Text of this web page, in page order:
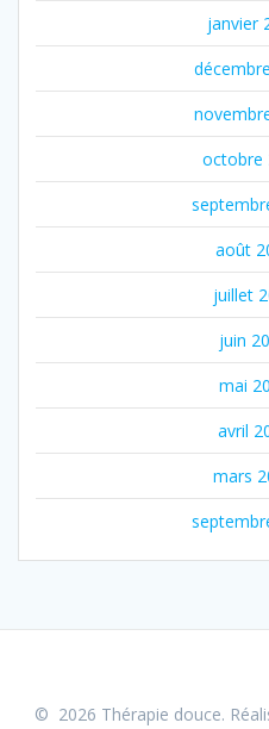
janvier
octobre
août
juillet
juin
mai
avril
mars
© 2026 Thérapie douce.